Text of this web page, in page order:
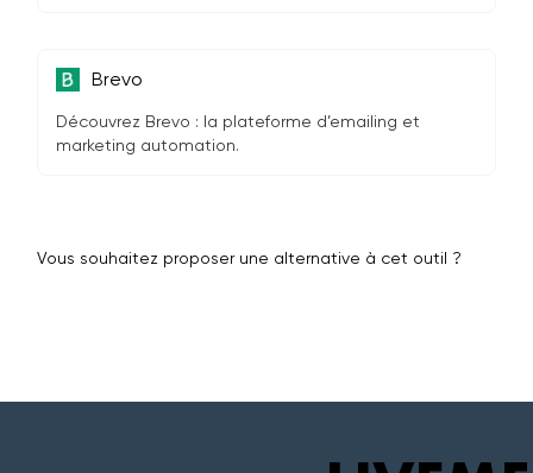
Brevo
Découvrez Brevo : la plateforme d’emailing et
marketing automation.
Vous souhaitez proposer une alternative à cet outil ?